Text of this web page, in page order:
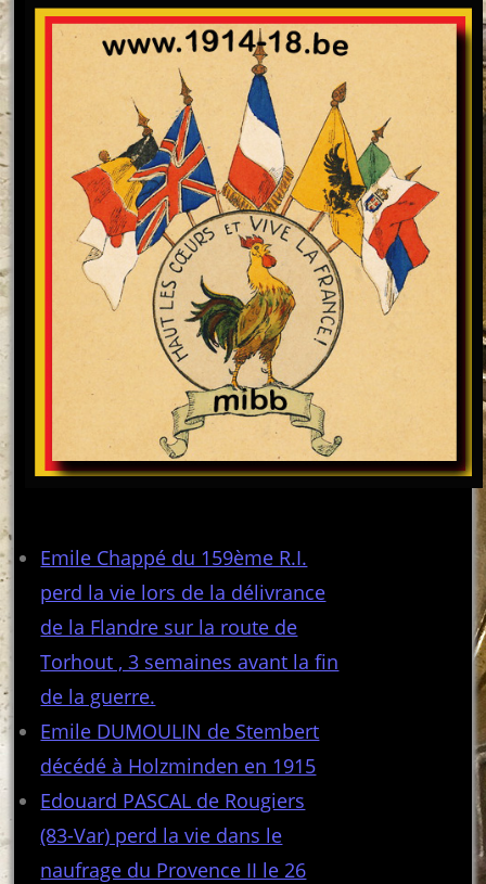
Emile Chappé du 159ème R.I.
perd la vie lors de la délivrance
de la Flandre sur la route de
Torhout , 3 semaines avant la fin
de la guerre.
Emile DUMOULIN de Stembert
décédé à Holzminden en 1915
Edouard PASCAL de Rougiers
(83-Var) perd la vie dans le
naufrage du Provence II le 26